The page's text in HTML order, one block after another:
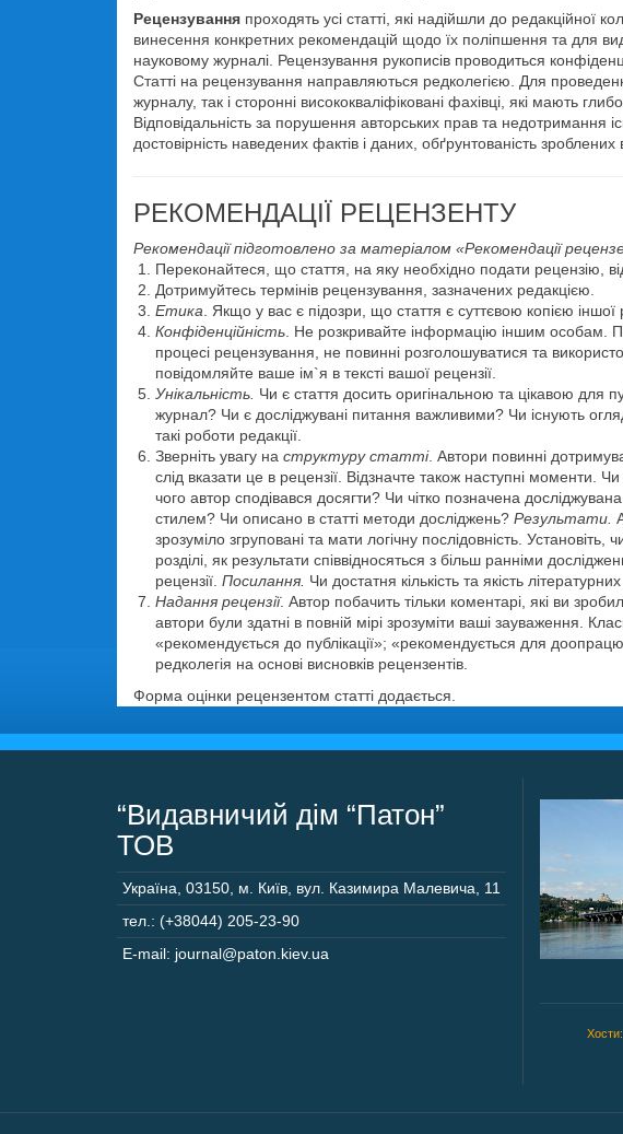
Рецензування проходять усі статті, які надійшли до редакційної
винесення конкретних рекомендацій щодо їх поліпшення та для
науковому журналі. Рецензування рукописів проводиться
Статті на рецензування направляються редколегією. Для
журналу, так і сторонні висококваліфіковані фахівці, які мають
Відповідальність за порушення авторських прав та недотримання
достовірність наведених фактів і даних, обґрунтованість
РЕКОМЕНДАЦІЇ РЕЦЕНЗЕНТУ
Рекомендації підготовлено за матеріалом «Рекомендації
Переконайтеся, що стаття, на яку необхідно подати рецензію,
Дотримуйтесь термінів рецензування, зазначених редакцією.
Етика . Якщо у вас є підозри, що стаття є суттєвою копією
Конфіденційність . Не розкривайте інформацію іншим особам.
процесі рецензування, не повинні розголошуватися та
повідомляйте ваше ім`я в тексті вашої рецензії.
Унікальність. Чи є стаття досить оригінальною та цікавою для
журнал? Чи є досліджувані питання важливими? Чи існують
такі роботи редакції.
Зверніть увагу на структуру статті. Автори повинні
слід вказати це в рецензії. Відзначте також наступні моменти.
чого автор сподівався досягти? Чи чітко позначена
стилем? Чи описано в статті методи досліджень? Результати.
зрозуміло згруповані та мати логічну послідовність.
розділі, як результати співвідносяться з більш ранніми
рецензії. Посилання. Чи достатня кількість та якість
Надання рецензії. Автор побачить тільки коментарі, які ви
автори були здатні в повній мірі зрозуміти ваші зауваження.
«рекомендується до публікації»; «рекомендується для
редколегія на основі висновків рецензентів.
Форма оцінки рецензентом статті додається.
“Видавничий дім “Патон”
ТОВ
Україна 03150 м. Київ, вул. Казимира Малевича, 11
тел.: (+38044) 205-23-90
E-mail: journal@paton.kiev.ua
Хости: